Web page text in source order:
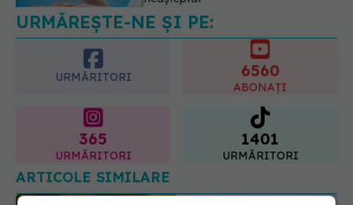
08.08.2026, 20:00
URMĂRITORI
365 1401
URMĂRITORI
ARTICOLE SIMILARE